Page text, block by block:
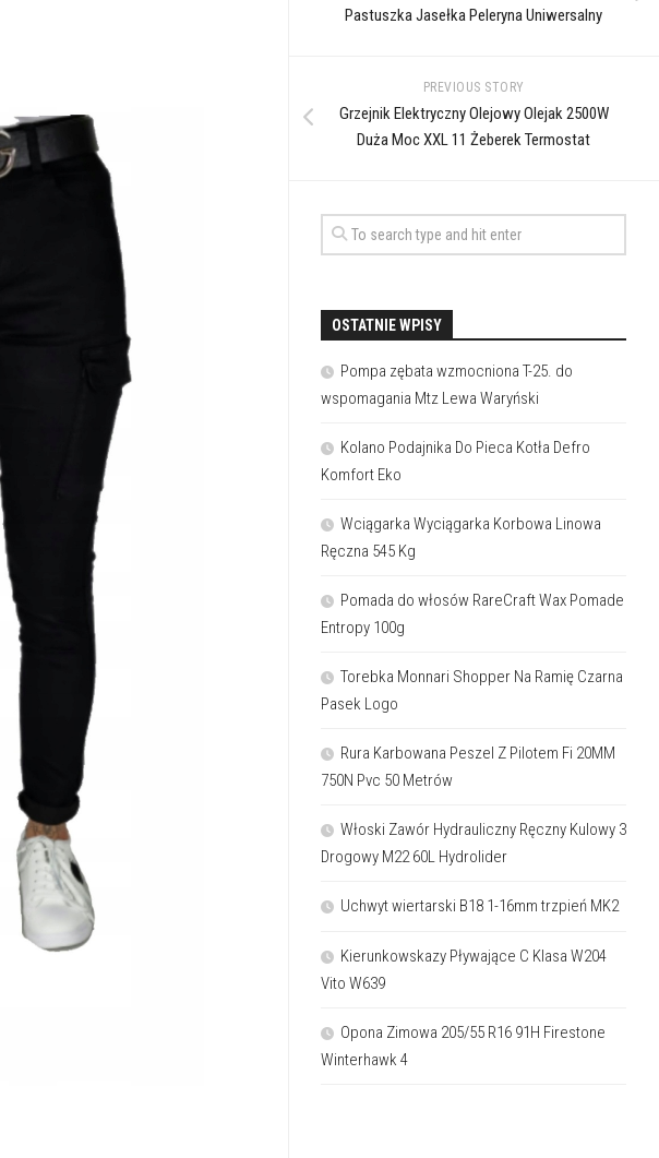
Pastuszka Jasełka Peleryna Uniwersalny
PREVIOUS STORY
Grzejnik Elektryczny Olejowy Olejak 2500W
Duża Moc XXL 11 Żeberek Termostat
OSTATNIE WPISY
Pompa zębata wzmocniona T-25. do
wspomagania Mtz Lewa Waryński
Kolano Podajnika Do Pieca Kotła Defro
Komfort Eko
Wciągarka Wyciągarka Korbowa Linowa
Ręczna 545 Kg
Pomada do włosów RareCraft Wax Pomade
Entropy 100g
Torebka Monnari Shopper Na Ramię Czarna
Pasek Logo
Rura Karbowana Peszel Z Pilotem Fi 20MM
750N Pvc 50 Metrów
Włoski Zawór Hydrauliczny Ręczny Kulowy 3
Drogowy M22 60L Hydrolider
Uchwyt wiertarski B18 1-16mm trzpień MK2
Kierunkowskazy Pływające C Klasa W204
Vito W639
Opona Zimowa 205/55 R16 91H Firestone
Winterhawk 4